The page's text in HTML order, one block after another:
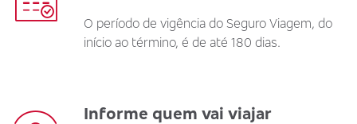
O período de vigência do Seguro Viagem, do
início ao término, é de até 180 dias.
Informe quem vai viajar